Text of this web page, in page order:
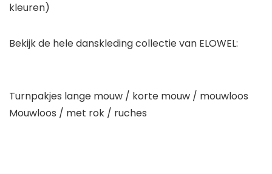
kleuren)
Bekijk de hele danskleding collectie van ELOWEL:
Turnpakjes lange mouw / korte mouw / mouwloos
Mouwloos / met rok / ruches